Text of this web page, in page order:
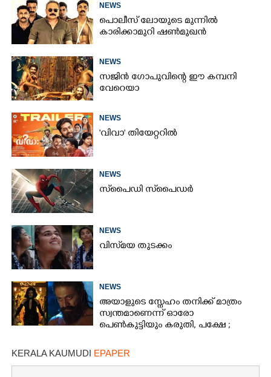
NEWS
പൊലീസ് ലോയുടെ മുന്നിൽ
കാരിക്കാമുറി ഷൺമുഖൻ
NEWS
സജിൻ ഗോപുവിന്റെ ഈ കമ്പനി
വേറെയാ
NEWS
'വിവാ' തിയേറ്ററിൽ
NEWS
സ്‌പൈ‌ഡി സ്‌പൈ‌ഡർ
NEWS
വിസ്‌മയ തുടക്കം
NEWS
അയാളുടെ സ്നേഹം തനിക്ക് മാത്രം
സ്വന്തമാണെന്ന് ഓരോ
പെൺകുട്ടിയും കരുതി,​ പക്ഷേ ;
ടോക്സിക് ട്രെയിലർ
KERALA KAUMUDI EPAPER